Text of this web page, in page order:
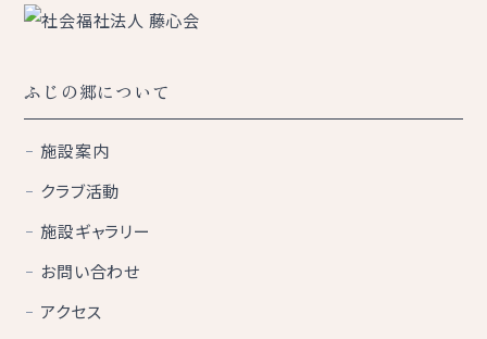
ふじの郷について
施設案内
クラブ活動
施設ギャラリー
お問い合わせ
アクセス